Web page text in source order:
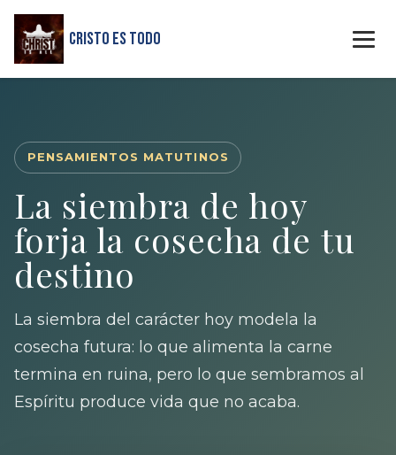
Cristo Es Todo
PENSAMIENTOS MATUTINOS
La siembra de hoy
forja la cosecha de tu
destino
La siembra del carácter hoy modela la
cosecha futura: lo que alimenta la carne
termina en ruina, pero lo que sembramos al
Espíritu produce vida que no acaba.